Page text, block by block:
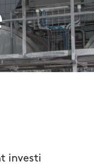
investi